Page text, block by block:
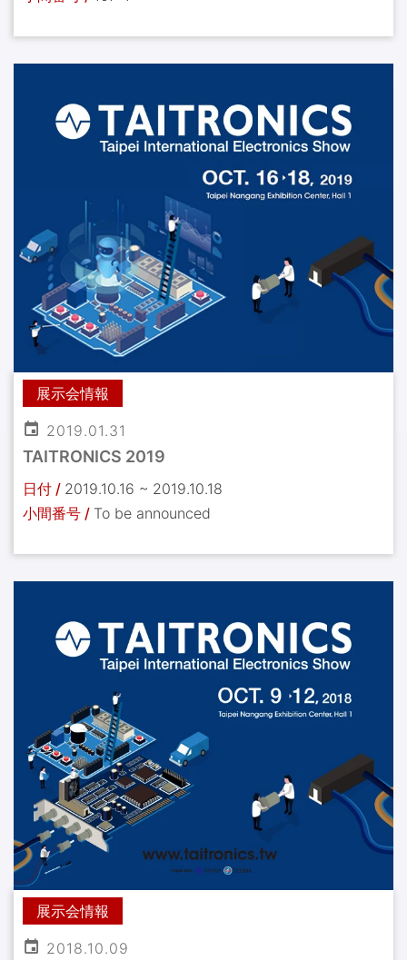
展示会情報
2019.01.31
TAITRONICS 2019
日付 / 2019.10.16 ~ 2019.10.18
小間番号 / To be announced
展示会情報
2018.10.09